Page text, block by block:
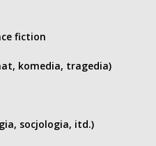
fiction
komedia, tragedia)
socjologia, itd.)